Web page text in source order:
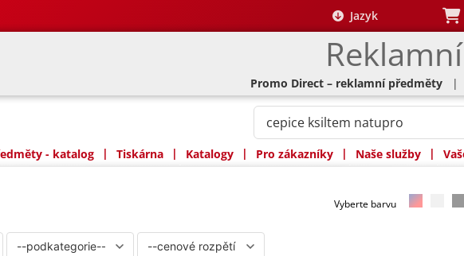
Jazyk
Promo Direct – reklamní předměty |
- katalog | Tiskárna | Katalogy | Pro zákazníky | Naše služby |
Vyberte barvu